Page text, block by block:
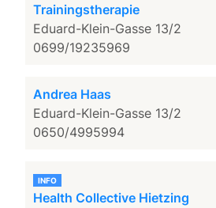
Trainingstherapie
Eduard-Klein-Gasse 13/2
0699/19235969
Andrea Haas
Eduard-Klein-Gasse 13/2
0650/4995994
INFO
Health Collective Hietzing